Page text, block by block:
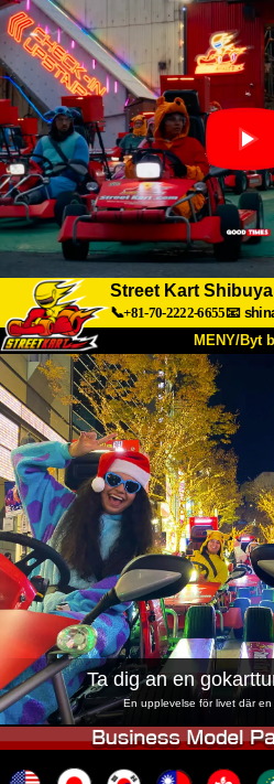
Street Kart
📞+81-70-2222-6655📧
MENY/Byt
Om oss
Hitta hit Röster
Företag
Byt
Tokyo Shinagawa
Tokyo Akihabara#2
Tokyo Shibuya Annex
Tokyo Asakusa
Okinawa
Ta dig an en
En upplevelse för livet där